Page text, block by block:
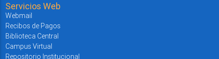
Servicios Web
Webmail
Recibos de Pagos
Biblioteca Central
Campus Virtual
Repositorio Institucional